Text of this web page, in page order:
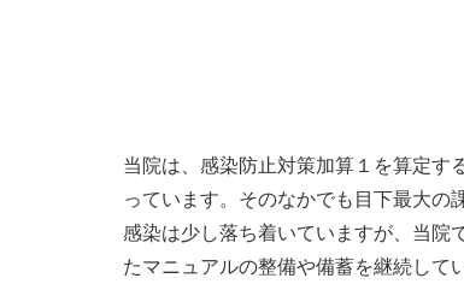
当院は、感染防止対策加算１を算定す
っています。そのなかでも目下最大の
感染は少し落ち着いていますが、当院
たマニュアルの整備や備蓄を継続して